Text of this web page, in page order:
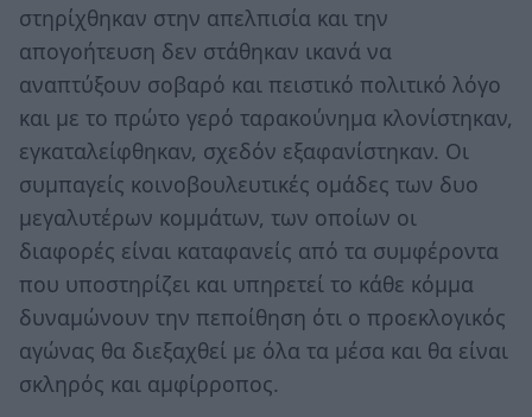
στηρίχθηκαν στην απελπισία και την
απογοήτευση δεν στάθηκαν ικανά να
αναπτύξουν σοβαρό και πειστικό πολιτικό λόγο
και με το πρώτο γερό ταρακούνημα κλονίστηκαν,
εγκαταλείφθηκαν, σχεδόν εξαφανίστηκαν. Οι
συμπαγείς κοινοβουλευτικές ομάδες των δυο
μεγαλυτέρων κομμάτων, των οποίων οι
διαφορές είναι καταφανείς από τα συμφέροντα
που υποστηρίζει και υπηρετεί το κάθε κόμμα
δυναμώνουν την πεποίθηση ότι ο προεκλογικός
αγώνας θα διεξαχθεί με όλα τα μέσα και θα είναι
σκληρός και αμφίρροπος.